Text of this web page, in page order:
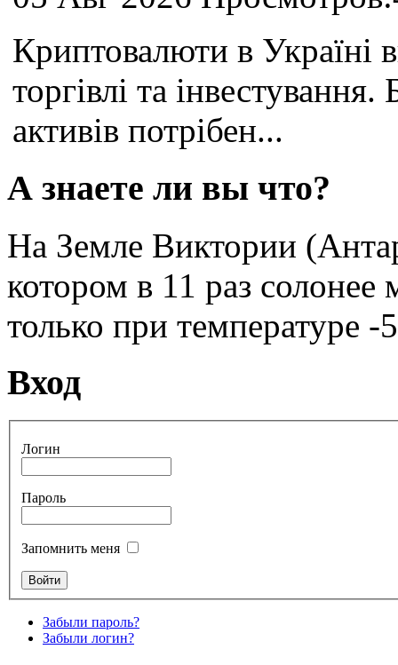
Криптовалюти в Україні
торгівлі та
активів потрібен...
А знаете ли вы что?
На Земле Виктории
котором в 11 раз
только при температуре -
Вход
Логин
Пароль
Запомнить меня
Забыли пароль?
Забыли логин?